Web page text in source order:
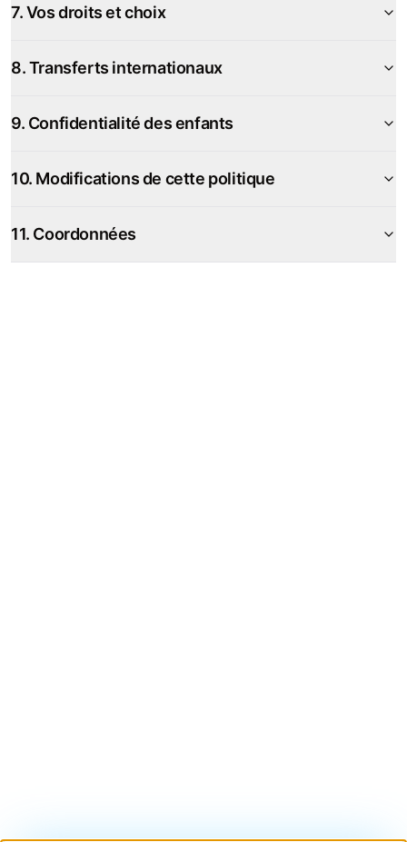
7. Vos droits et choix
8. Transferts internationaux
9. Confidentialité des enfants
10. Modifications de cette politique
11. Coordonnées